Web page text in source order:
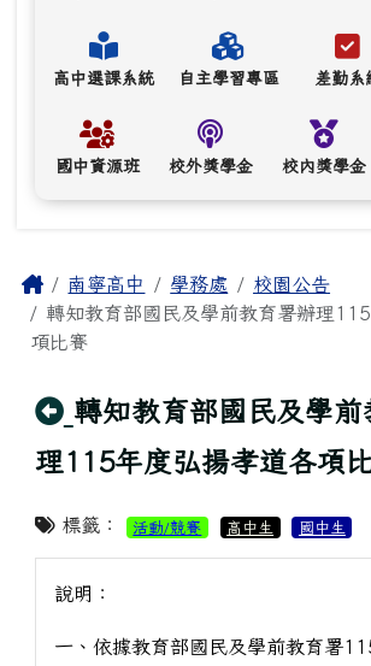
高中選課系統 自主學習專區 差勤系
國中資源班 校外獎學金 校內獎學金
主內容區域
Home南寧高中 學務處
校園公告
轉知教育部國民及學前教育署辦理
項比賽
回上頁
轉知教育部國民及學前
理115年度弘揚孝道各項
標籤： 活動/競賽 高中生 國中生
說明：
一、依據教育部國民及學前教育署